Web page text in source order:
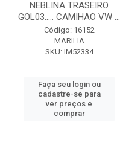
NEBLINA TRASEIRO
GOL03..... CAMIHAO VW ...
Código: 16152
MARILIA
SKU: IM52334
Faça seu login ou
cadastre-se para
ver preços e
comprar